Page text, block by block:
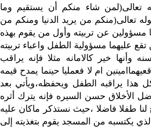
تعالى(لمن شاء منكم أن يستقيم وما
يشاء الله رب العالمين )تكوير٢٨ ٢٩وفي قوله تعالى(منكم من يريد الدنيا ومنكم من
يولد كلنا مسؤولين عن تربيته وأول من يقوم بهذه
عليهما مسؤولية الطفل واعباء تربيته
وأنها خير كالامانه مثلا فإنه يراقب
ام لا فعمليا حينما يمدح قيمه
هذا يراقبه الطفل ويحفظه،ويأتي بعد
الأخلاق حسن السيره فإنه يترك أثره
فاضلا ،حيث نستذكر ماكان عليه
يكتسبه من المسجد يقوم بتغذيته إلى